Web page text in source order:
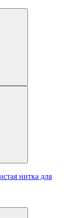
нитка для